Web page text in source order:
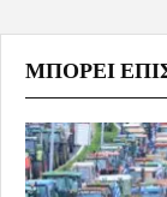
ΜΠΟΡΕΊ